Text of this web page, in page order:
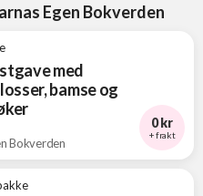
Egen Bokverden
med
bamse og
Bokverden
0 kr
+ frakt